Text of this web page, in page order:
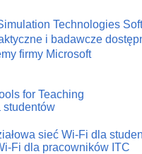
Technologies
i badawcze
firmy Microsoft
for Teaching
studentów
sieć Wi-Fi dla
Fi dla pracowników ITC